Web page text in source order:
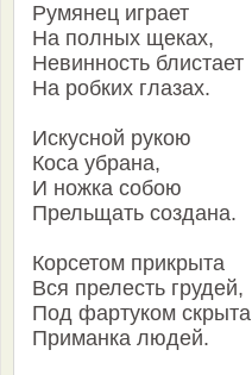
Румянец играет
На полных щеках,
Невинность блистает
На робких глазах.
Искусной рукою
Коса убрана,
И ножка собою
Прельщать создана.
Корсетом прикрыта
Вся прелесть грудей,
Под фартуком скрыта
Приманка людей.